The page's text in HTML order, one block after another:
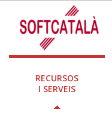
RECURSOS
I SERVEIS